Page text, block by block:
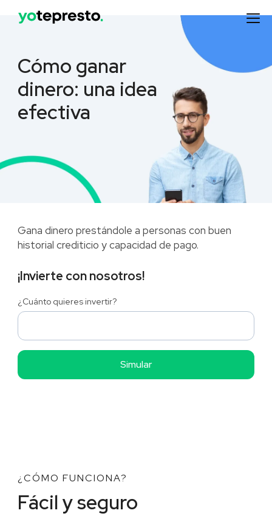
Cómo ganar
dinero: una idea
efectiva
Gana dinero prestándole a personas con buen
historial crediticio y capacidad de pago.
¡Invierte con nosotros!
¿Cuánto quieres invertir?
¿CÓMO FUNCIONA?
Fácil y seguro